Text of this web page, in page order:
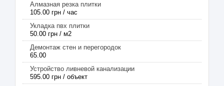
Алмазная резка плитки
105.00 грн / час
Укладка пвх плитки
50.00 грн / м2
Демонтаж стен и перегородок
65.00
Устройство ливневой канализации
595.00 грн / объект